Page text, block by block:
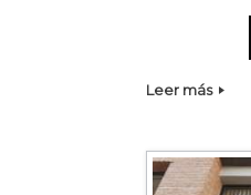
Leer más